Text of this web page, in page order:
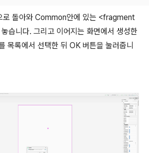
돌아와 Common안에 있는 <fragment
습니다. 그리고 이어지는 화면에서 생성한
록에서 선택한 뒤 OK 버튼을 눌러줍니